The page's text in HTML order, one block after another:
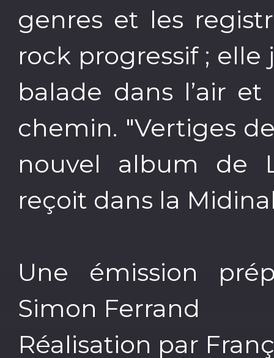
genres et les
rock progressif ;
balade dans l’air
chemin. "Vertiges
nouvel album de
reçoit dans la
Une émission
Simon Ferrand
Réalisation par